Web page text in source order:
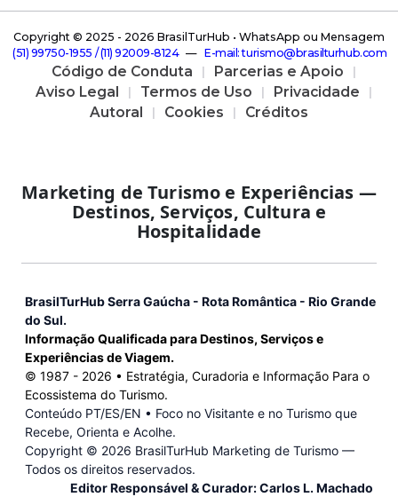
Copyright © 2025 - 2026 BrasilTurHub • WhatsApp ou Mensagem
( 5 1 ) 9 9 7 5 0 - 1 9 5 5 / ( 1 1 ) 9 2 0 0 9 - 8 1 2 4—E - m a i l : t u r i s m o @ b r a s i l t u r h u b . c o m
Código de Conduta
Parcerias e Apoio
Aviso Legal
Termos de Uso
Privacidade
Autoral
Cookies Créditos
Marketing de Turismo e Experiências —
Destinos, Serviços, Cultura e
Hospitalidade
BrasilTurHub Serra Gaúcha - Rota Romântica - Rio Grande
do Sul.
Informação Qualificada para Destinos, Serviços e
Experiências de Viagem.
© 1987 - 2026 • Estratégia, Curadoria e Informação Para o
Ecossistema do Turismo.
Conteúdo PT/ES/EN • Foco no Visitante e no Turismo que
Recebe, Orienta e Acolhe.
Copyright © 2026 BrasilTurHub Marketing de Turismo —
Todos os direitos reservados.
Editor Responsável & Curador: Carlos L. Machado